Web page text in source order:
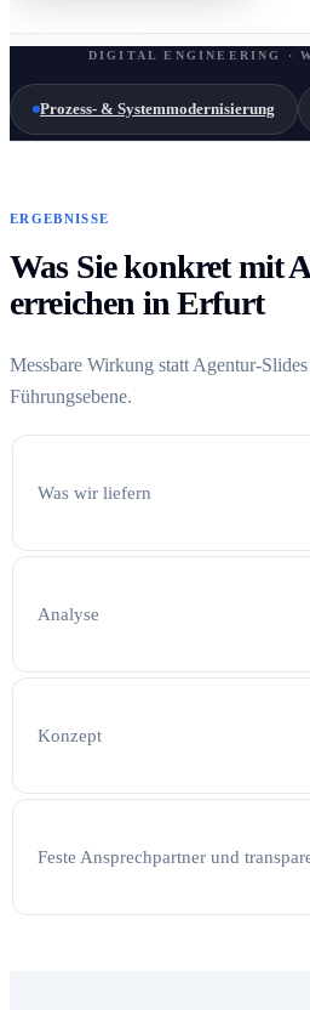
DIGITAL ENGINEERING ·
Prozess- & Systemmodernisierung
ERGEBNISSE
Was Sie konkret mit
erreichen in Erfurt
Messbare Wirkung statt Agentur-
Führungsebene.
Was wir liefern
Analyse
Konzept
Feste Ansprechpartner und